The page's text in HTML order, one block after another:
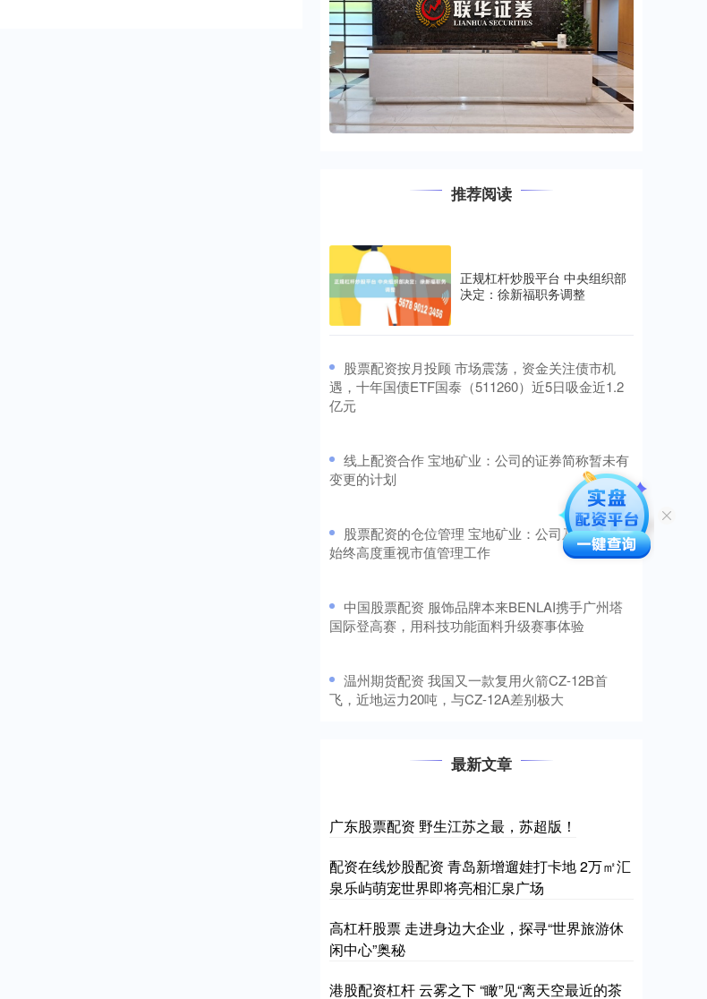
推荐阅读
正规杠杆炒股平台 中央组织部
决定：徐新福职务调整
​股票配资按月投顾 市场震荡，资金关注债市机
遇，十年国债ETF国泰（511260）近5日吸金近1.2
亿元
​线上配资合作 宝地矿业：公司的证券简称暂未有
变更的计划
​股票配资的仓位管理 宝地矿业：公司及董高团队
始终高度重视市值管理工作
​中国股票配资 服饰品牌本来BENLAI携手广州塔
国际登高赛，用科技功能面料升级赛事体验
​温州期货配资 我国又一款复用火箭CZ-12B首
飞，近地运力20吨，与CZ-12A差别极大
最新文章
广东股票配资 野生江苏之最，苏超版！
配资在线炒股配资 青岛新增遛娃打卡地 2万㎡汇
泉乐屿萌宠世界即将亮相汇泉广场
高杠杆股票 走进身边大企业，探寻“世界旅游休
闲中心”奥秘
港股配资杠杆 云雾之下 “瞰”见“离天空最近的茶